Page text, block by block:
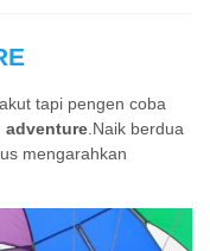
tapi pengen coba
adventure .Naik berdua
mengarahkan